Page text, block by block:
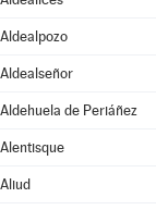
Aldealpozo
Aldealseñor
Aldehuela de Periáñez
Alentisque
Aliud